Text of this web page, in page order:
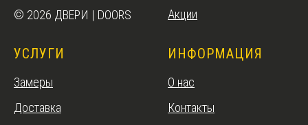
© 2026 ДВЕРИ | DOORS
Акции
УСЛУГИ
Замеры
Доставка
ИНФОРМАЦИЯ
О нас
Контакты